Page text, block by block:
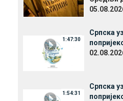
1:47:30
Српска
1:54:31
Српска